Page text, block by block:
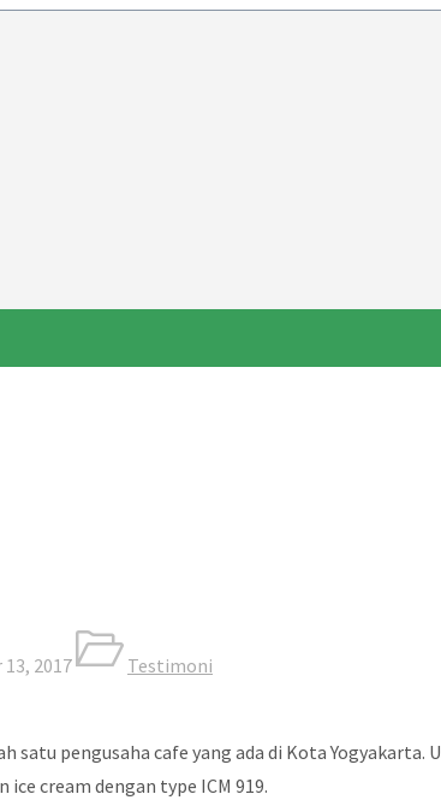
2017 Testimoni
satu pengusaha cafe yang ada di Kota
cream dengan type ICM 919.